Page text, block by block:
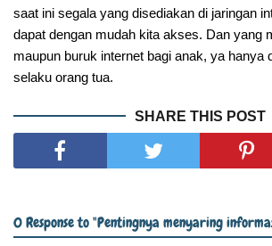
saat ini segala yang disediakan di jaringan
dapat dengan mudah kita akses. Dan yang
maupun buruk internet bagi anak, ya hanya
selaku orang tua.
SHARE THIS POST
0 Response to "Pentingnya menyaring